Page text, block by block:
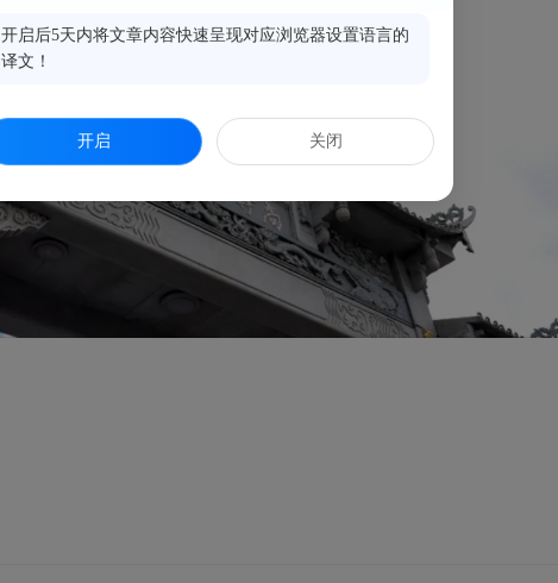
开启后5天内将文章内容快速呈现对应浏览器设置语言的
译文！
开启 关闭